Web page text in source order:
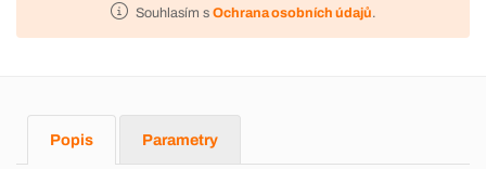
Souhlasím s Ochrana osobních údajů.
Popis Parametry